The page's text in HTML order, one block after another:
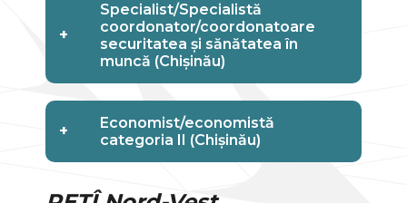
+
Specialist/Specialistă
coordonator/coordonatoare
securitatea și sănătatea în
muncă (Chișinău)
+
Economist/economistă
categoria II (Chișinău)